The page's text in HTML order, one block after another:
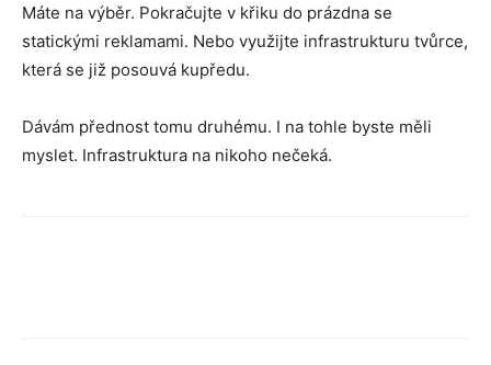
Máte na výběr. Pokračujte v křiku do prázdna se
statickými reklamami. Nebo využijte infrastrukturu tvůrce,
která se již posouvá kupředu.
Dávám přednost tomu druhému. I na tohle byste měli
myslet. Infrastruktura na nikoho nečeká.